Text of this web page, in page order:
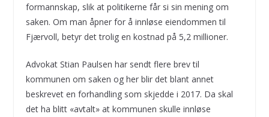
formannskap, slik at politikerne får si sin mening om
saken. Om man åpner for å innløse eiendommen til
Fjærvoll, betyr det trolig en kostnad på 5,2 millioner.
Advokat Stian Paulsen har sendt flere brev til
kommunen om saken og her blir det blant annet
beskrevet en forhandling som skjedde i 2017. Da skal
det ha blitt «avtalt» at kommunen skulle innløse